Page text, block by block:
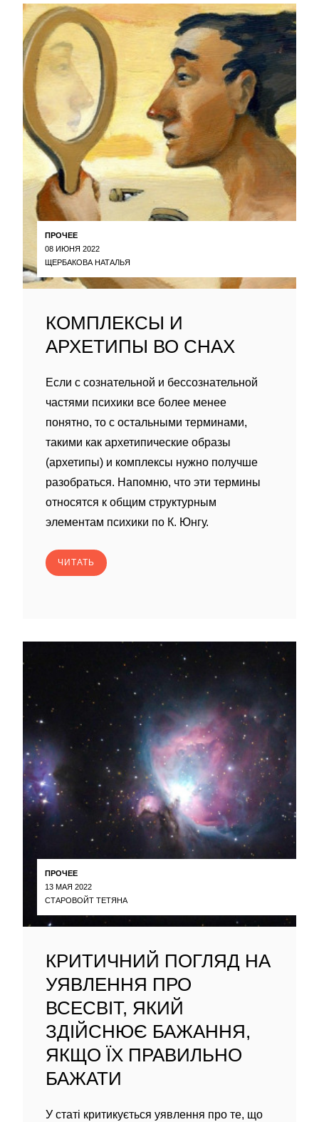
ПРОЧЕЕ
08 ИЮНЯ 2022
ЩЕРБАКОВА НАТАЛЬЯ
КОМПЛЕКСЫ И
АРХЕТИПЫ ВО СНАХ
Если с сознательной и бессознательной
частями психики все более менее
понятно, то с остальными терминами,
такими как архетипические образы
(архетипы) и комплексы нужно получше
разобраться. Напомню, что эти термины
относятся к общим структурным
элементам психики по К. Юнгу.
ЧИТАТЬ
ПРОЧЕЕ
13 МАЯ 2022
СТАРОВОЙТ ТЕТЯНА
КРИТИЧНИЙ ПОГЛЯД НА
УЯВЛЕННЯ ПРО
ВСЕСВІТ, ЯКИЙ
ЗДІЙСНЮЄ БАЖАННЯ,
ЯКЩО ЇХ ПРАВИЛЬНО
БАЖАТИ
У статі критикується уявлення про те, що